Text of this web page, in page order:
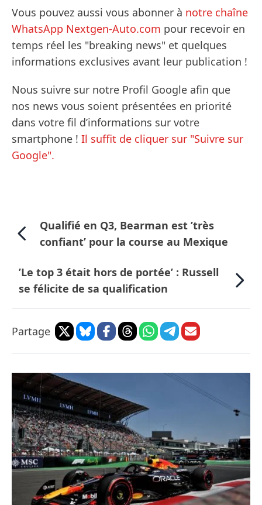
Vous pouvez aussi vous abonner à notre chaîne
WhatsApp Nextgen-Auto.com pour recevoir en
temps réel les "breaking news" et quelques
informations exclusives avant leur publication !
Nous suivre sur notre Profil Google afin que
nos news vous soient présentées en priorité
dans votre fil d’informations sur votre
smartphone ! Il suffit de cliquer sur "Suivre sur
Google".
Qualifié en Q3, Bearman est ’très
confiant’ pour la course au Mexique
’Le top 3 était hors de portée’ : Russell
se félicite de sa qualification
Partage